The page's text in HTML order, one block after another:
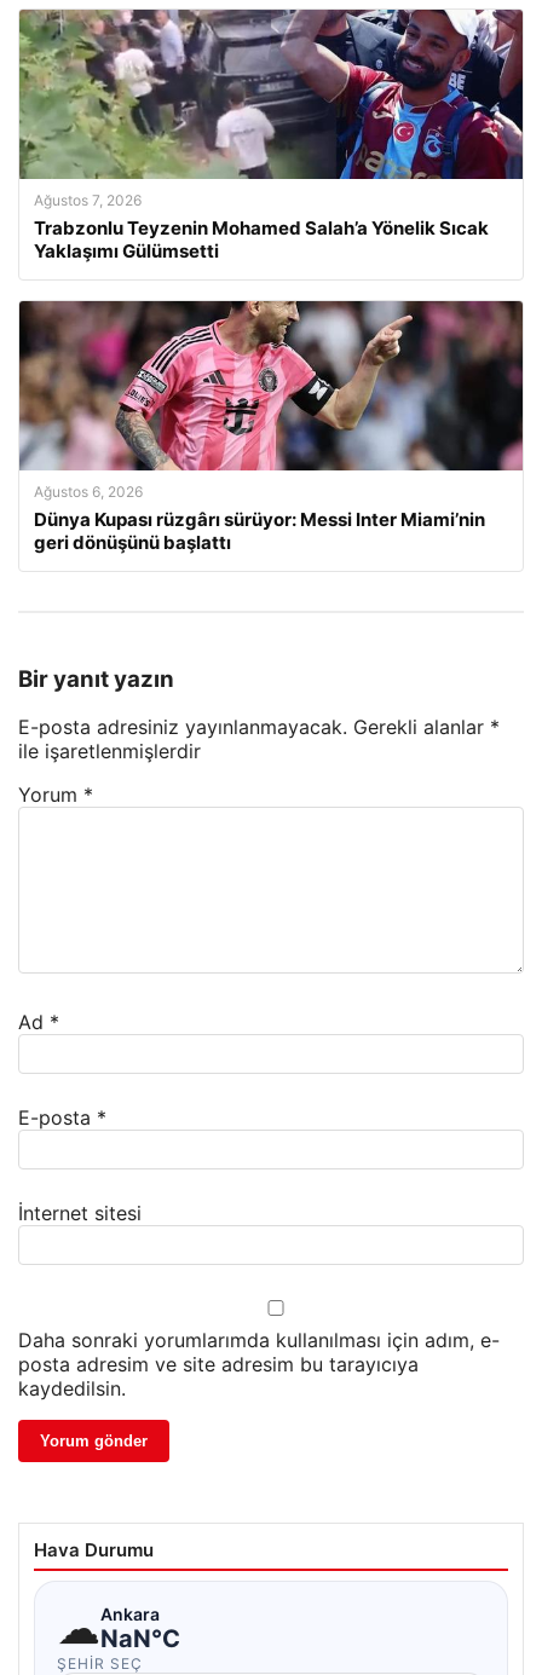
Ağustos 7, 2026
Trabzonlu Teyzenin Mohamed Salah’a Yönelik Sıcak
Yaklaşımı Gülümsetti
Ağustos 6, 2026
Dünya Kupası rüzgârı sürüyor: Messi Inter Miami’nin
geri dönüşünü başlattı
Bir yanıt yazın
E-posta adresiniz yayınlanmayacak. Gerekli alanlar *
ile işaretlenmişlerdir
Yorum *
Ad *
E-posta *
İnternet sitesi
Daha sonraki yorumlarımda kullanılması için adım, e-
posta adresim ve site adresim bu tarayıcıya
kaydedilsin.
Hava Durumu
☁Ankara
NaN°C
ŞEHIR SEÇ